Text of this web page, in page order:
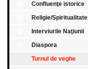
Confluenţe istorice
Religie/Spiritualitate
Interviurile Naţiunii
Diaspora
Turnul de veghe